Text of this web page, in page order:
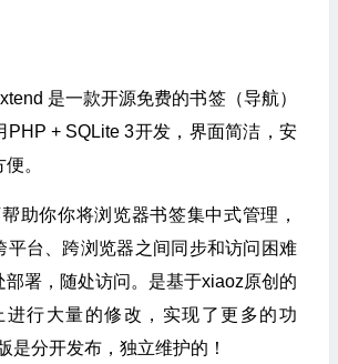
是一款开源免费的书签（导航）
PHP + SQLite 3开发，界面简洁，安
。
助你你将浏览器书签集中式管理，
平台、跨浏览器之间同步和访问困难
部署，随处访问。是基于xiaoz原创的
进行大量的修改，实现了更多的功
是分开发布，独立维护的！